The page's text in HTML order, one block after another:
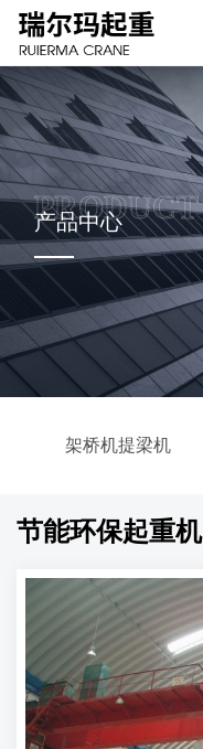
产品中心
架桥机提梁机
节能环保起重机